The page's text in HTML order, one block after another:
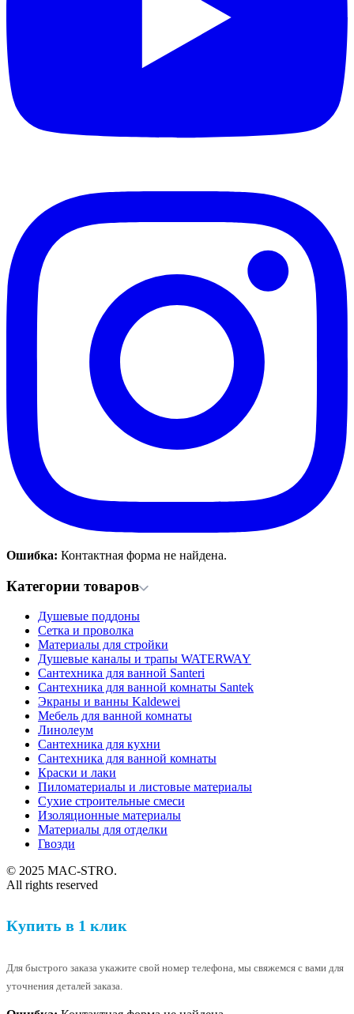
Ошибка: Контактная форма не найдена.
Категории товаров
Душевые поддоны
Сетка и проволка
Материалы для стройки
Душевые каналы и трапы WATERWAY
Сантехника для ванной Santeri
Сантехника для ванной комнаты Santek
Экраны и ванны Kaldewei
Мебель для ванной комнаты
Линолеум
Сантехника для кухни
Сантехника для ванной комнаты
Краски и лаки
Пиломатериалы и листовые материалы
Сухие строительные смеси
Изоляционные материалы
Материалы для отделки
Гвозди
© 2025 MAC-STRO.
All rights reserved
Купить в 1 клик
Для быстрого заказа укажите свой номер телефона, мы свяжемся с вами для
уточнения деталей заказа.